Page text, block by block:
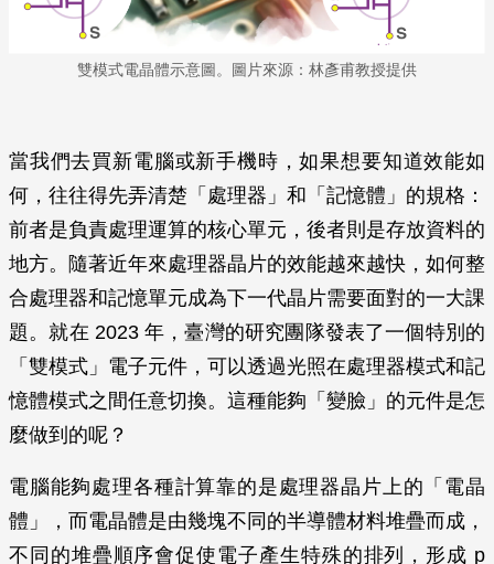
雙模式電晶體示意圖。圖片來源：林彥甫教授提供
當我們去買新電腦或新手機時，如果想要知道效能如
何，往往得先弄清楚「處理器」和「記憶體」的規格：
前者是負責處理運算的核心單元，後者則是存放資料的
地方。隨著近年來處理器晶片的效能越來越快，如何整
合處理器和記憶單元成為下一代晶片需要面對的一大課
題。就在 2023 年，臺灣的研究團隊發表了一個特別的
「雙模式」電子元件，可以透過光照在處理器模式和記
憶體模式之間任意切換。這種能夠「變臉」的元件是怎
麼做到的呢？
電腦能夠處理各種計算靠的是處理器晶片上的「電晶
體」，而電晶體是由幾塊不同的半導體材料堆疊而成，
不同的堆疊順序會促使電子產生特殊的排列，形成 p